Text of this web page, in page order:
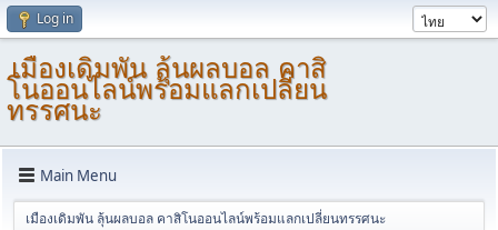
Log in
เมืองเดิมพัน ลุ้นผลบอล คาสิ
โนออนไลน์พร้อมแลกเปลี่ยน
ทรรศนะ
Main Menu
เมืองเดิมพัน ลุ้นผลบอล คาสิโนออนไลน์พร้อมแลกเปลี่ยนทรรศนะ